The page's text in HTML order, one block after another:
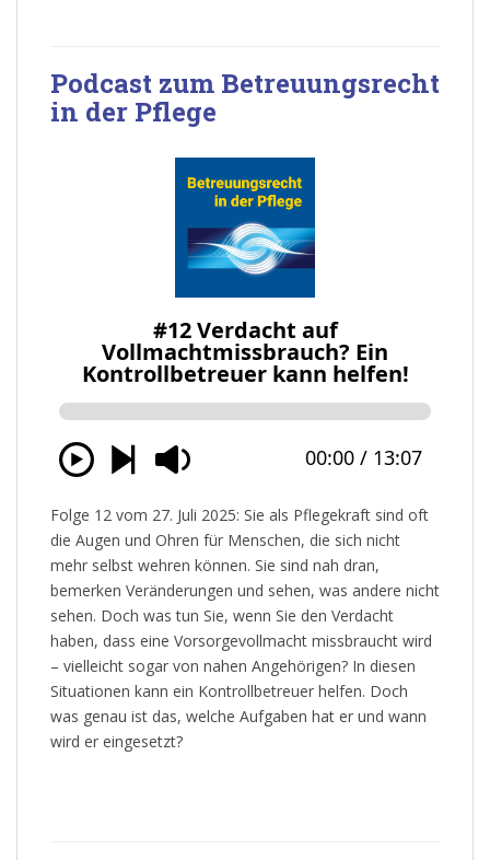
Podcast zum Betreuungsrecht
in der Pflege
Folge 12 vom 27. Juli 2025: Sie als Pflegekraft sind oft
die Augen und Ohren für Menschen, die sich nicht
mehr selbst wehren können. Sie sind nah dran,
bemerken Veränderungen und sehen, was andere nicht
sehen. Doch was tun Sie, wenn Sie den Verdacht
haben, dass eine Vorsorgevollmacht missbraucht wird
– vielleicht sogar von nahen Angehörigen? In diesen
Situationen kann ein Kontrollbetreuer helfen. Doch
was genau ist das, welche Aufgaben hat er und wann
wird er eingesetzt?